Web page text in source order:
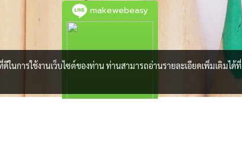
makewebeasy
นการใช้งานเว็บไซต์ของท่าน ท่านสามารถอ่านรายละเอียดเพิ่มเติมได้ที่